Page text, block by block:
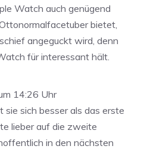
Watch auch genügend
bietet,
angeguckt wird, denn
für interessant hält.
14:26 Uhr
sie sich besser als das erste
lieber auf die zweite
in den nächsten